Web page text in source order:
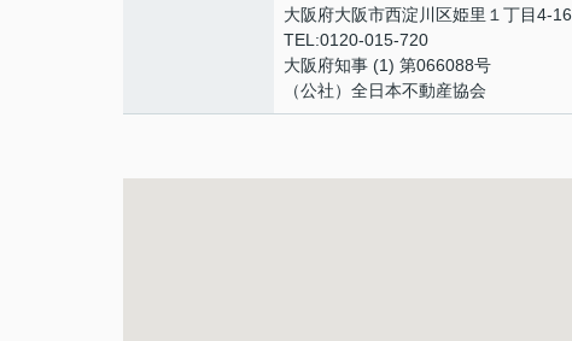
大阪府大阪市西淀川区姫里１丁目4-16
TEL:0120-015-720
大阪府知事 (1) 第066088号
（公社）全日本不動産協会